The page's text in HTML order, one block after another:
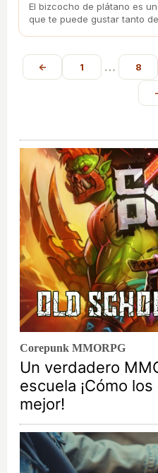
El bizcocho de plátano es
que te puede gustar tanto
← 1 … 8
Corepunk MMORPG
Un verdadero
escuela ¡Cómo
mejor!